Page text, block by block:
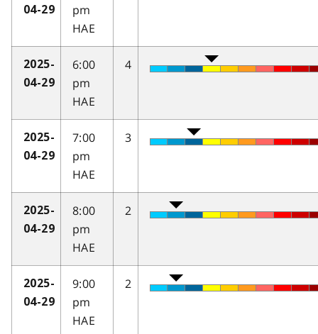
04-29
pm
HAE
2025-
04-29
6:00
pm
HAE
4
2025-
04-29
7:00
pm
HAE
3
2025-
04-29
8:00
pm
HAE
2
2025-
04-29
9:00
pm
HAE
2